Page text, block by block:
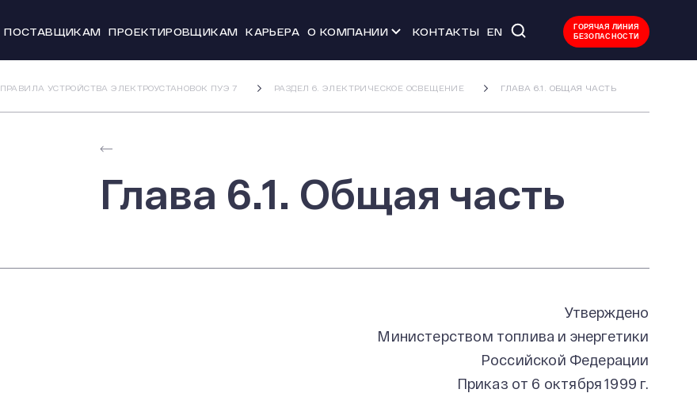
ПОСТАВЩИКАМ ПРОЕКТИРОВЩИКАМ КАРЬЕРА О КОМПАНИИ
Охрана труда
20 лет СВЭЛ
КОНТАКТЫ EN
ГОРЯЧАЯ ЛИНИЯ
БЕЗОПАСНОСТИ
ПРАВИЛА УСТРОЙСТВА ЭЛЕКТРОУСТАНОВОК ПУЭ 7 РАЗДЕЛ 6. ЭЛЕКТРИЧЕСКОЕ ОСВЕЩЕНИЕ ГЛАВА 6.1. ОБЩАЯ ЧАСТЬ
Глава 6.1. Общая часть
Утверждено
Министерством топлива и энергетики
Российской Федерации
Приказ от 6 октября 1999 г.